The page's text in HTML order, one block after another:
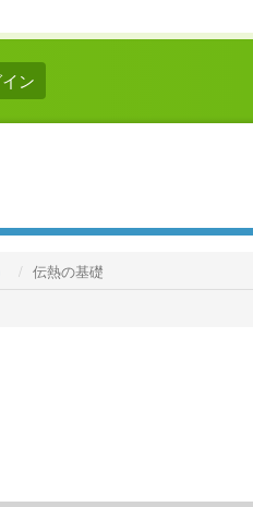
ン
伝熱の基礎